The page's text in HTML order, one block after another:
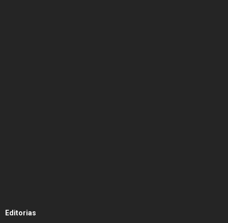
Editorias